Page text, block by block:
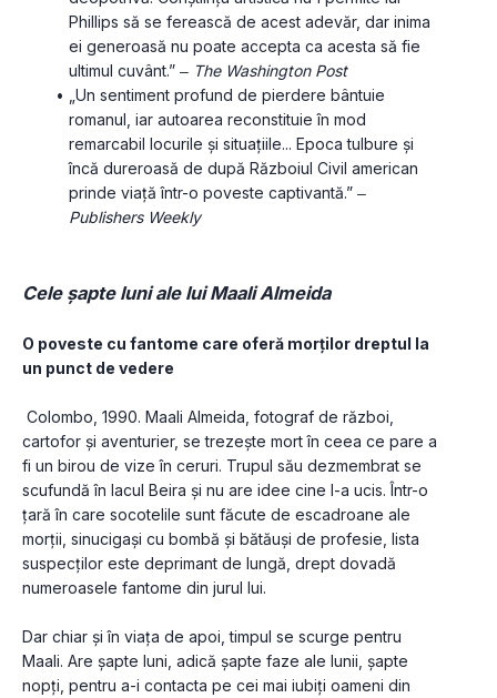
Phillips să se ferească de acest adevăr, dar inima
ei generoasă nu poate accepta ca acesta să fie
ultimul cuvânt.” ‒ The Washington Post
„Un sentiment profund de pierdere bântuie
romanul, iar autoarea reconstituie în mod
remarcabil locurile și situațiile... Epoca tulbure și
încă dureroasă de după Războiul Civil american
Publishers Weekly
Cele șapte luni ale lui Maali Almeida
O poveste cu fantome care oferă morților dreptul la
un punct de vedere
cartofor și aventurier, se trezește mort în ceea ce pare a
fi un birou de vize în ceruri. Trupul său dezmembrat se
scufundă în lacul Beira și nu are idee cine l-a ucis. Într-o
țară în care socotelile sunt făcute de escadroane ale
morții, sinucigași cu bombă și bătăuși de profesie, lista
suspecților este deprimant de lungă, drept dovadă
numeroasele fantome din jurul lui.
Dar chiar și în viața de apoi, timpul se scurge pentru
Maali. Are șapte luni, adică șapte faze ale lunii, șapte
nopți, pentru a-i contacta pe cei mai iubiți oameni din